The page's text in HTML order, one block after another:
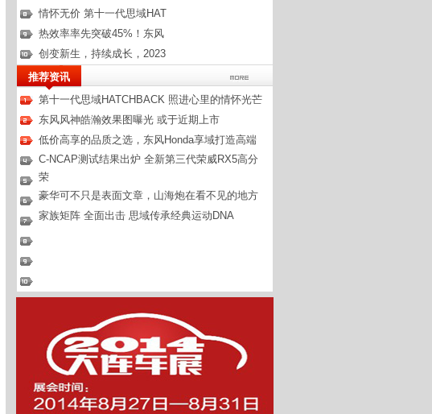
情怀无价 第十一代思域HAT
热效率率先突破45%！东风
创变新生，持续成长，2023
推荐资讯
第十一代思域HATCHBACK 照进心里的情怀光芒
东风风神皓瀚效果图曝光 或于近期上市
低价高享的品质之选，东风Honda享域打造高端
C-NCAP测试结果出炉 全新第三代荣威RX5高分
荣
豪华可不只是表面文章，山海炮在看不见的地方
家族矩阵 全面出击 思域传承经典运动DNA